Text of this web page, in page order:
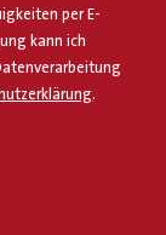
per E-
kann ich
.